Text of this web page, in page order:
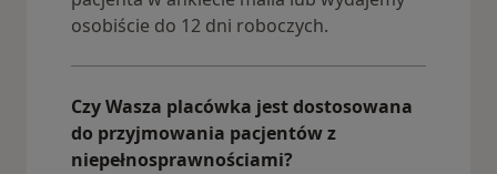
osobiście do 12 dni roboczych.
Czy Wasza placówka jest dostosowana
do przyjmowania pacjentów z
niepełnosprawnościami?